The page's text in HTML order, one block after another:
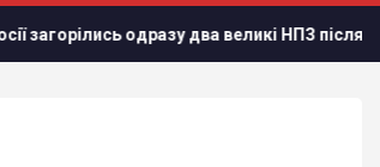
два великі НПЗ після атаки українських